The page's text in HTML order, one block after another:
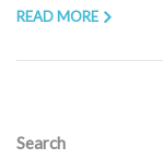
READ MORE
Search